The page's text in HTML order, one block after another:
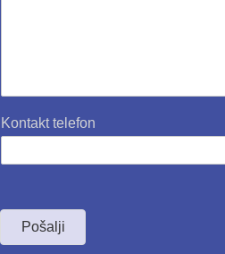
Kontakt telefon
Pošalji